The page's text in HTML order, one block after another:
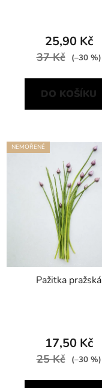
25,90 Kč
37 Kč (–30 %)
DO KOŠÍKU
NEMOŘENÉ
Pažitka pražská
17,50 Kč
25 Kč (–30 %)